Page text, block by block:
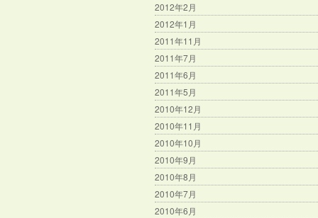
2012年2月
2012年1月
2011年11月
2011年7月
2011年6月
2011年5月
2010年12月
2010年11月
2010年10月
2010年9月
2010年8月
2010年7月
2010年6月